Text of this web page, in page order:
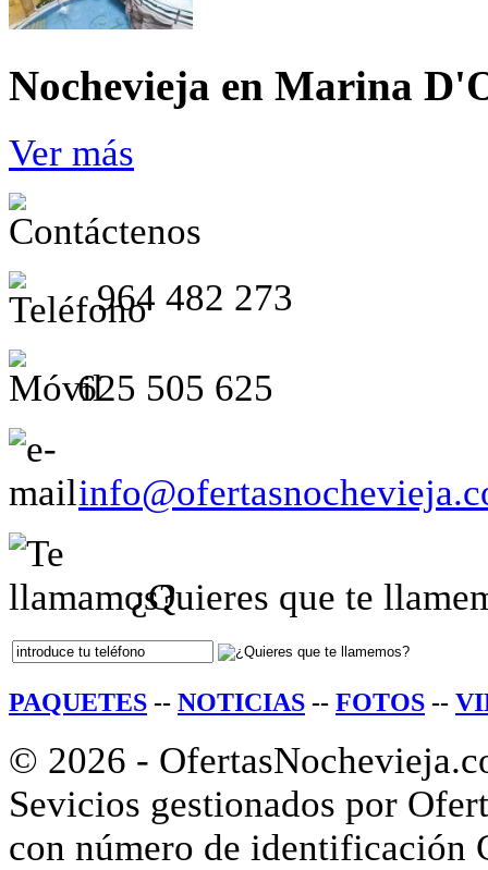
Nochevieja en Marina
Ver más
964 482 273
625 505 625
¿Quieres que te
PAQUETES -- NOTICIAS -- FOTOS --
© 2026 -
Sevicios gestionados por
con número de identificación